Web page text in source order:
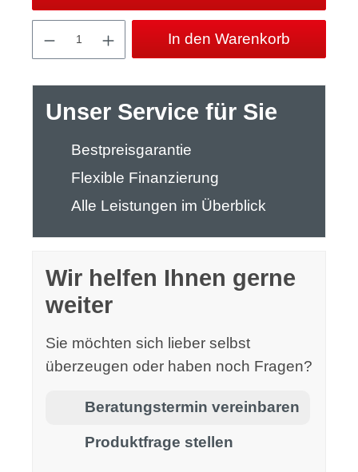
Produkt Anzahl: Gib den gewünschten
In den Warenkorb
Unser Service für Sie
Bestpreisgarantie
Flexible Finanzierung
Alle Leistungen im Überblick
Wir helfen Ihnen gerne
weiter
Sie möchten sich lieber selbst
überzeugen oder haben noch Fragen?
Beratungstermin vereinbaren
Produktfrage stellen